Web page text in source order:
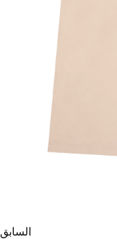
السابق